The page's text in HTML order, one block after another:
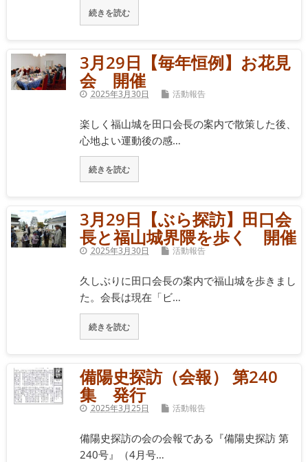
続きを読む
3月29日【毎年恒例】お花見
会 開催
2025年3月30日 活動報告
楽しく福山城を田口会長の案内で散策した後、
心地よい運動後の感…
続きを読む
3月29日【ぶら探訪】田口会
長と福山城界隈を歩く 開催
2025年3月30日 活動報告
久しぶりに田口会長の案内で福山城を歩きまし
た。会長は現在「ビ…
続きを読む
備陽史探訪（会報） 第240
集 発行
2025年3月25日 活動報告
備陽史探訪の会の会報である『備陽史探訪 第
240号』（4月号…